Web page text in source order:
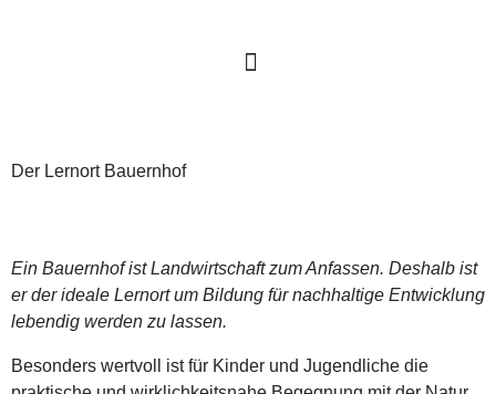
Der Lernort Bauernhof
Ein Bauernhof ist Landwirtschaft zum Anfassen. Deshalb ist
er der ideale Lernort um Bildung für nachhaltige Entwicklung
lebendig werden zu lassen.
Besonders wertvoll ist für Kinder und Jugendliche die